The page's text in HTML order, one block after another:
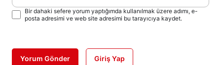
Bir dahaki sefere yorum yaptığımda kullanılmak üzere adımı, e-
posta adresimi ve web site adresimi bu tarayıcıya kaydet.
Yorum Gönder Giriş Yap